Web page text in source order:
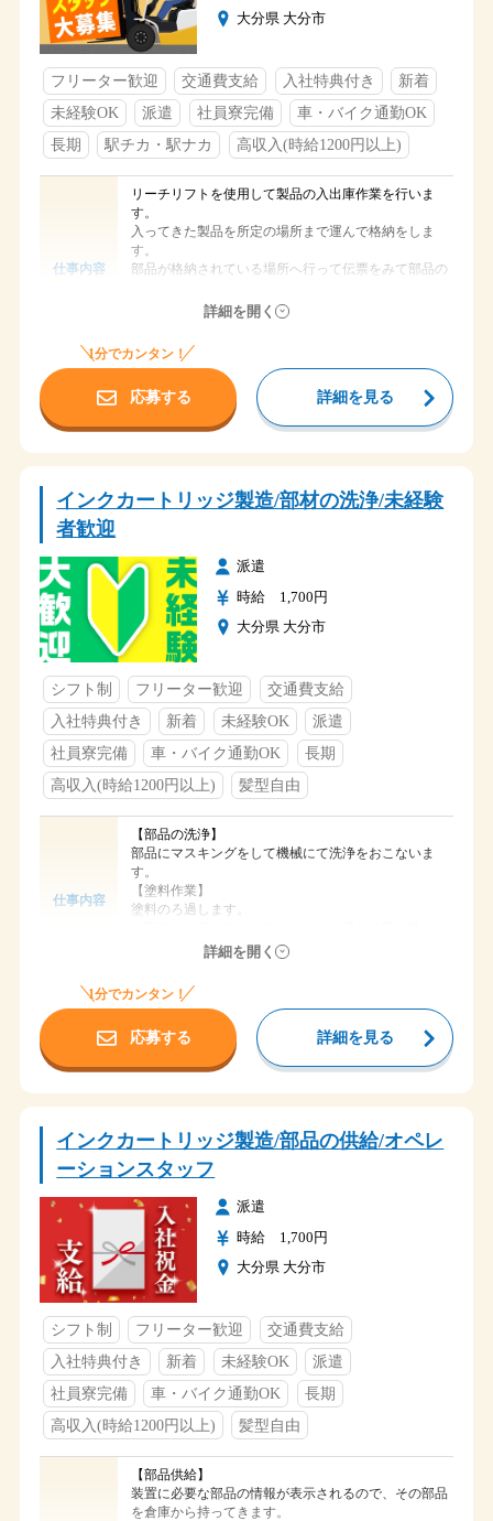
教育期間中は早番①6：25～15：05の勤務になります
休日
長期休暇（GW・夏季休暇・年末年始）
（9日～10日ほどの連休です）
各種社会保険完備
交通費支給
制服貸与
社員寮完備
入社祝金支給
有給休暇
大分県 大分市
フリーター歓迎 交通費支給 入社特典付き
新着
未経験OK
派遣 社員寮完備
車・バイク通勤OK
長期
駅チカ・駅ナカ 高収入(時給1200円以上)
仕事内容
リーチリフトを使用して製品の入出庫作業を行いま
す。
入ってきた製品を所定の場所まで運んで格納をしま
す。
部品が格納されている場所へ行って伝票をみて部品の
ピッキングした部品をパレットに集約させて出荷場ま
リフト作業7割 ピッキング・伝票処理等3割
アクセス ＪＲ鶴崎駅から車で10分
①８：００～１７：００ ８ｈ
休日
福利厚生
◆社会保険完備
◆交通費支給（会社規定）
◆社員寮完備
◆入社祝い金５万円支給
◆食堂あり
詳細を開く
1分でカンタン！
応募する 詳細を見る
インクカートリッジ製造/部材の洗浄/未経験
者歓迎
派遣
時給 1,700円
大分県 大分市
シフト制 フリーター歓迎
交通費支給
入社特典付き
新着 未経験OK
派遣
社員寮完備
車・バイク通勤OK
長期
高収入(時給1200円以上)
髪型自由
仕事内容
【部品の洗浄】
部品にマスキングをして機械にて洗浄をおこないま
す。
【塗料作業】
塗料のろ過します。
給与 時給 1,700円
勤務地 大分県大分市
アクセス ＪＲ鶴崎駅から車で10分
時間
3組3交替 ５勤２休
① ７：００～１５：４５ ７．７５ｈ
②１５：００～２３：４５ ７．７５ｈ
③２３：００～ ７：４５ ７．７５ｈ
4組3交替 ５勤１休２休
① ７：００～１５：２０ ７．３３ｈ
②１５：００～２３：２０ ７．３３ｈ
③２３：００～ ７：２０ ７．３３ｈ
４組２交替 ３勤３休
① ７：００～１９：４０ １１．００ｈ
②１９：２０～ ７：２０ １０．５０ｈ
休日
土・日
長期休暇（GW・夏季休暇・年末年始）
シフトカレンダーによる
◆社会保険完備
◆交通費支給（会社規定）
◆社員寮完備
◆入社祝い金５万円支給
◆食堂あり
◆駐車場完備
詳細を開く
1分でカンタン！
応募する 詳細を見る
インクカートリッジ製造/部品の供給/オペレ
ーションスタッフ
派遣
時給 1,700円
大分県 大分市
シフト制 フリーター歓迎
交通費支給
入社特典付き
新着 未経験OK
派遣
社員寮完備
車・バイク通勤OK
長期
高収入(時給1200円以上)
髪型自由
【部品供給】
装置に必要な部品の情報が表示されるので、その部品
を倉庫から持ってきます。